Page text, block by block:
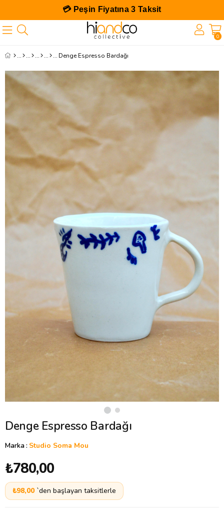
💳 Peşin Fiyatına 3 Taksit
0
Denge Espresso Bardağı
Denge Espresso Bardağı
Marka: Studio Soma Mou
₺780,00
₺98,00 `den başlayan taksitlerle